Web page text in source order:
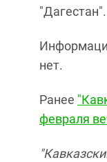
"Дагестан".
нет.
Ранее
февраля